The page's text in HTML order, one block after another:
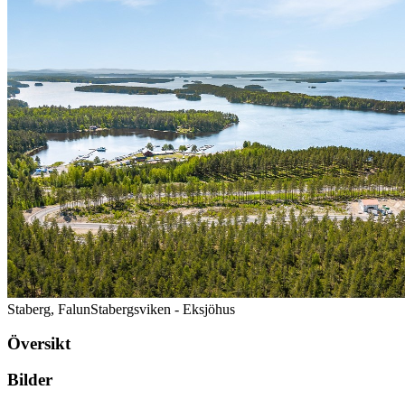
Staberg, FalunStabergsviken - Eksjöhus
Översikt
Bilder